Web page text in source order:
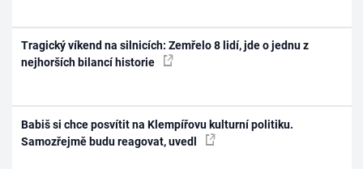
Tragický víkend na silnicích: Zemřelo 8 lidí, jde o jednu z
nejhorších bilancí historie
Babiš si chce posvítit na Klempířovu kulturní politiku.
Samozřejmě budu reagovat, uvedl